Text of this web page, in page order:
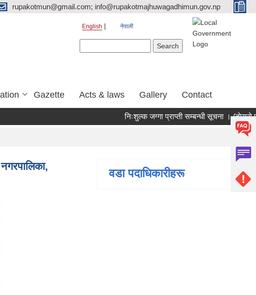
rupakotmun@gmail.com; info@rupakotmajhuwagadhimun.gov.np
English नेपाली
Gazette Acts & laws Gallery Contact
निःशुल्क जग्गा प्राप्ती सम्बन्धी सूचना । (दोस्रो पटक
वडा पदाधिकारीहरू